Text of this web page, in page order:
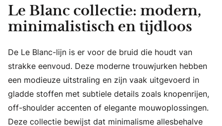
Le Blanc collectie: modern,
minimalistisch en tijdloos
De Le Blanc-lijn is er voor de bruid die houdt van
strakke eenvoud. Deze moderne trouwjurken hebben
een modieuze uitstraling en zijn vaak uitgevoerd in
gladde stoffen met subtiele details zoals knopenrijen,
off-shoulder accenten of elegante mouwoplossingen.
Deze collectie bewijst dat minimalisme allesbehalve